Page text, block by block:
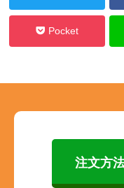
Pocket
注文方